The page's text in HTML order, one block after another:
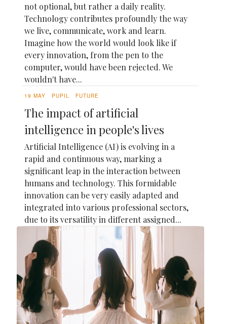
not optional, but rather a daily reality.
Technology contributes profoundly the way
we live, communicate, work and learn.
Imagine how the world would look like if
every innovation, from the pen to the
computer, would have been rejected. We
wouldn't have...
19 MAY PUPIL FUTURE
The impact of artificial
intelligence in people's lives
Artificial Intelligence (AI) is evolving in a
rapid and continuous way, marking a
significant leap in the interaction between
humans and technology. This formidable
innovation can be very easily adapted and
integrated into various professional sectors,
due to its versatility in different assigned...